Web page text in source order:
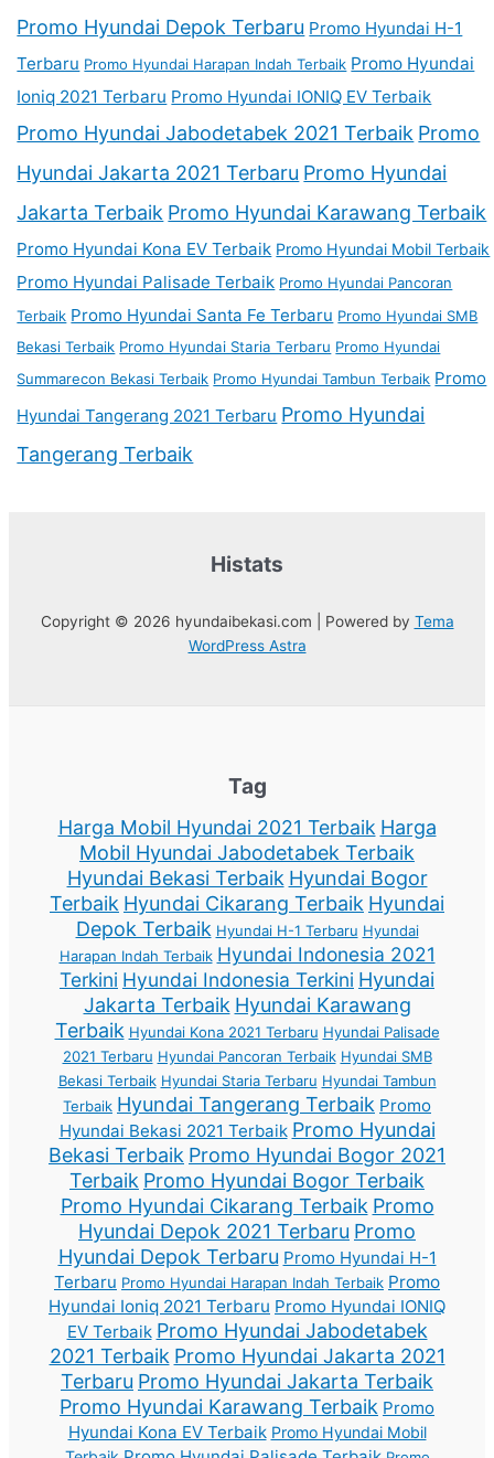
Promo Hyundai Depok Terbaru Promo Hyundai H-1
Terbaru Promo Hyundai Harapan Indah Terbaik Promo Hyundai
Ioniq 2021 Terbaru Promo Hyundai IONIQ EV Terbaik
Promo Hyundai Jabodetabek 2021 Terbaik Promo
Hyundai Jakarta 2021 Terbaru Promo Hyundai
Jakarta Terbaik Promo Hyundai Karawang Terbaik
Promo Hyundai Kona EV Terbaik Promo Hyundai Mobil Terbaik
Promo Hyundai Palisade Terbaik Promo Hyundai Pancoran
Terbaik Promo Hyundai Santa Fe Terbaru Promo Hyundai SMB
Bekasi Terbaik Promo Hyundai Staria Terbaru Promo Hyundai
Summarecon Bekasi Terbaik Promo Hyundai Tambun Terbaik Promo
Hyundai Tangerang 2021 Terbaru Promo Hyundai
Tangerang Terbaik
Histats
Copyright © 2026 hyundaibekasi.com | Powered by Tema
WordPress Astra
Tag
Harga Mobil Hyundai 2021 Terbaik Harga
Mobil Hyundai Jabodetabek Terbaik
Hyundai Bekasi Terbaik Hyundai Bogor
Terbaik Hyundai Cikarang Terbaik Hyundai
Depok Terbaik Hyundai H-1 Terbaru Hyundai
Harapan Indah Terbaik Hyundai Indonesia 2021
Terkini Hyundai Indonesia Terkini Hyundai
Jakarta Terbaik Hyundai Karawang
Terbaik Hyundai Kona 2021 Terbaru Hyundai Palisade
2021 Terbaru Hyundai Pancoran Terbaik Hyundai SMB
Bekasi Terbaik Hyundai Staria Terbaru Hyundai Tambun
Terbaik Hyundai Tangerang Terbaik Promo
Hyundai Bekasi 2021 Terbaik Promo Hyundai
Bekasi Terbaik Promo Hyundai Bogor 2021
Terbaik Promo Hyundai Bogor Terbaik
Promo Hyundai Cikarang Terbaik Promo
Hyundai Depok 2021 Terbaru Promo
Hyundai Depok Terbaru Promo Hyundai H-1
Terbaru Promo Hyundai Harapan Indah Terbaik Promo
Hyundai Ioniq 2021 Terbaru Promo Hyundai IONIQ
EV Terbaik Promo Hyundai Jabodetabek
2021 Terbaik Promo Hyundai Jakarta 2021
Terbaru Promo Hyundai Jakarta Terbaik
Promo Hyundai Karawang Terbaik Promo
Hyundai Kona EV Terbaik Promo Hyundai Mobil